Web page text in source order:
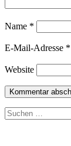
Name *
E-Mail-Adresse *
Website
Suchen
nach: